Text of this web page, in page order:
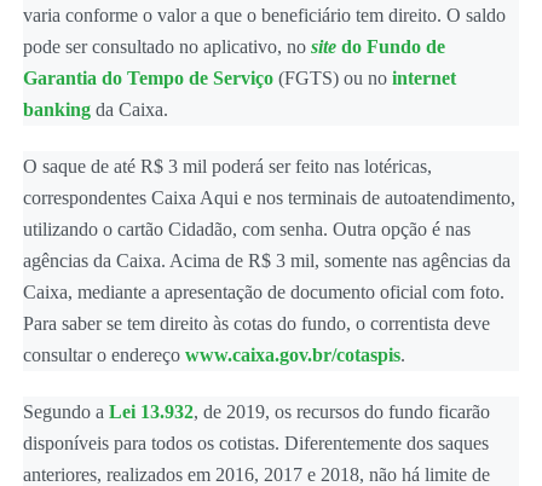
varia conforme o valor a que o beneficiário tem direito. O saldo
pode ser consultado no aplicativo, no sitedo Fundo de
Garantia do Tempo de Serviço(FGTS) ou nointernet
bankingda Caixa.
O saque de até R$ 3 mil poderá ser feito nas lotéricas,
correspondentes Caixa Aqui e nos terminais de autoatendimento,
utilizando o cartão Cidadão, com senha. Outra opção é nas
agências da Caixa. Acima de R$ 3 mil, somente nas agências da
Caixa, mediante a apresentação de documento oficial com foto.
Para saber se tem direito às cotas do fundo, o correntista deve
consultar o endereço www.caixa.gov.br/cotaspis.
Segundo a Lei 13.932, de 2019, os recursos do fundo ficarão
disponíveis para todos os cotistas. Diferentemente dos saques
anteriores, realizados em 2016, 2017 e 2018, não há limite de